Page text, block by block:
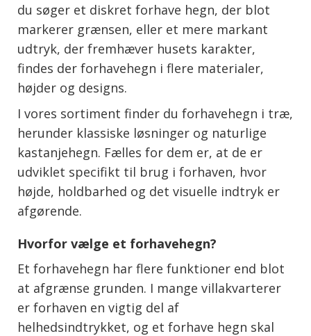
du søger et diskret forhave hegn, der blot
markerer grænsen, eller et mere markant
udtryk, der fremhæver husets karakter,
findes der forhavehegn i flere materialer,
højder og designs.
I vores sortiment finder du forhavehegn i træ,
herunder klassiske løsninger og naturlige
kastanjehegn. Fælles for dem er, at de er
udviklet specifikt til brug i forhaven, hvor
højde, holdbarhed og det visuelle indtryk er
afgørende.
Hvorfor vælge et forhavehegn?
Et forhavehegn har flere funktioner end blot
at afgrænse grunden. I mange villakvarterer
er forhaven en vigtig del af
helhedsindtrykket, og et forhave hegn skal